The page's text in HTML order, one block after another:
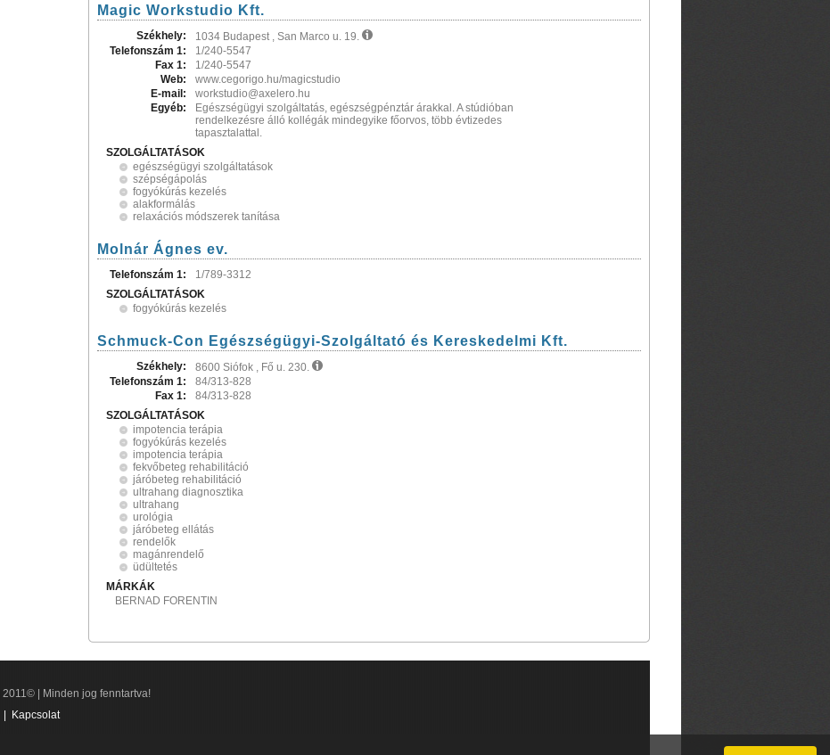
Magic Workstudio Kft.
Székhely:
1034 Budapest , San Marco u. 19.
Telefonszám 1:
1/240-5547
Fax 1:
1/240-5547
Web:
www.cegorigo.hu/magicstudio
E-mail:
workstudio@axelero.hu
Egyéb:
Egészségügyi szolgáltatás, egészségpénztár árakkal. A stúdióban
rendelkezésre álló kollégák mindegyike főorvos, több évtizedes
tapasztalattal.
SZOLGÁLTATÁSOK
egészségügyi szolgáltatások
szépségápolás
fogyókúrás kezelés
alakformálás
relaxációs módszerek tanítása
Molnár Ágnes ev.
Telefonszám 1:
1/789-3312
SZOLGÁLTATÁSOK
fogyókúrás kezelés
Schmuck-Con Egészségügyi-Szolgáltató és Kereskedelmi Kft.
Székhely:
8600 Siófok , Fő u. 230.
Telefonszám 1:
84/313-828
Fax 1:
84/313-828
SZOLGÁLTATÁSOK
impotencia terápia
fogyókúrás kezelés
impotencia terápia
fekvőbeteg rehabilitáció
járóbeteg rehabilitáció
ultrahang diagnosztika
ultrahang
urológia
járóbeteg ellátás
rendelők
magánrendelő
üdültetés
MÁRKÁK
BERNAD FORENTIN
| 2011© | Minden jog fenntartva!
Kapcsolat